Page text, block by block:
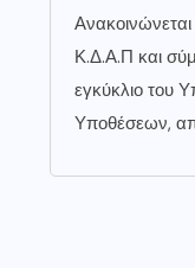
Κ.Δ.Α.Π και
εγκύκλιο του
Υποθέσεων,